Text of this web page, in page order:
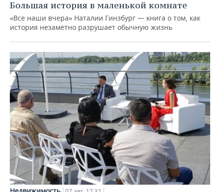
Большая история в маленькой комнате
«Все наши вчера» Наталии Гинзбург — книга о том, как
история незаметно разрушает обычную жизнь